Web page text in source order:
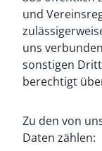
und
uns
sonstigen
berechtigt
Zu den von
Daten zählen: